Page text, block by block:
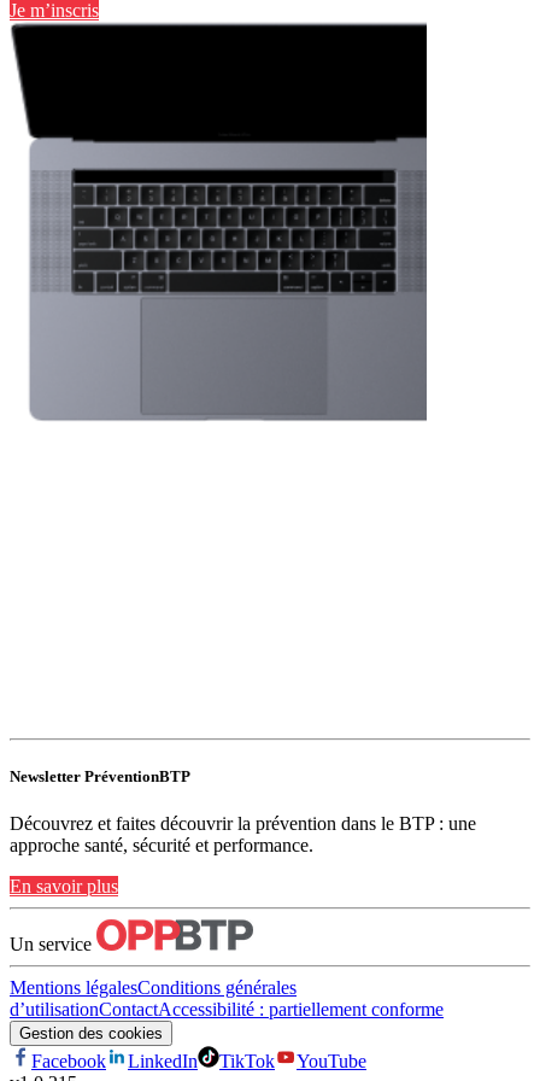
Je m’inscris
Newsletter PréventionBTP
Découvrez et faites découvrir la prévention dans le BTP : une
approche santé, sécurité et performance.
En savoir plus
Un service
Mentions légalesConditions générales
d’utilisationContactAccessibilité : partiellement conforme
Gestion des cookies
Facebook LinkedIn TikTok
YouTube